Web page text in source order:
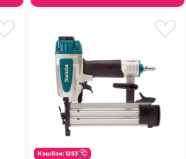
КэшБэк: 1253